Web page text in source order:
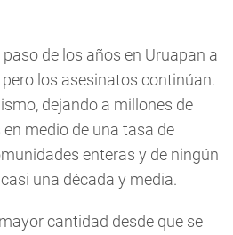
de los años en Uruapan a
los asesinatos continúan.
dejando a millones de
medio de una tasa de
enteras y de ningún
una década y media.
cantidad desde que se